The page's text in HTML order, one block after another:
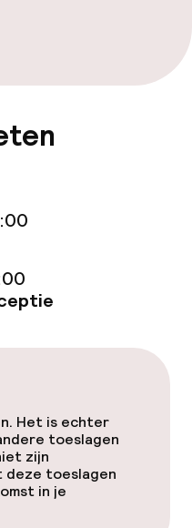
Het is echter
toeslagen
zijn
deze toeslagen
in je